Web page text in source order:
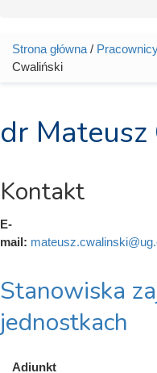
Jesteś tutaj
Strona główna /
Cwaliński
dr
Kontakt
E-
mail:
Stanowiska
jednostkach
Adiunkt